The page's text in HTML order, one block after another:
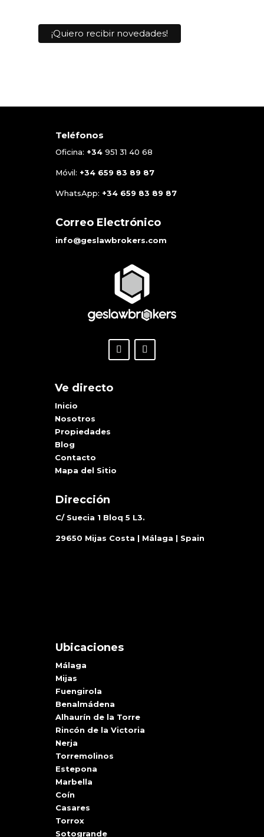
Teléfonos
Oficina: +34951 31 40 68
Móvil: +34 659 83 89 87
WhatsApp: +34 659 83 89 87
Correo Electrónico
info@geslawbrokers.com
Ve directo
Inicio
Nosotros
Propiedades
Blog
Contacto
Mapa del Sitio
Dirección
C/ Suecia 1 Bloq 5 L3.
29650 Mijas Costa | Málaga | Spain
Ubicaciones
Málaga
Mijas
Fuengirola
Benalmádena
Alhaurín de la Torre
Rincón de la Victoria
Nerja
Torremolinos
Estepona
Marbella
Coín
Casares
Torrox
Sotogrande